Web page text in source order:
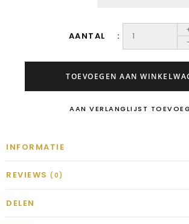
AANTAL
TOEVOEGEN AAN
AAN VERLANGLIJST
INFORMATIE
REVIEWS (0)
DELEN